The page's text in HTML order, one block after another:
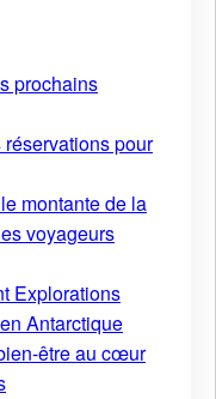
prochains
pour
montante de la
voyageurs
Explorations
Antarctique
être au cœur